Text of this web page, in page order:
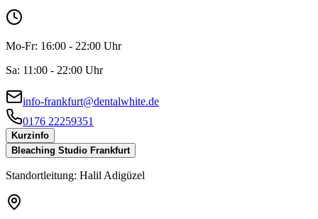
Mo-Fr: 16:00 - 22:00 Uhr
Sa: 11:00 - 22:00 Uhr
info-frankfurt@dentalwhite.de
0176 22259351
Kurzinfo
Bleaching Studio Frankfurt
Standortleitung: Halil Adigüzel